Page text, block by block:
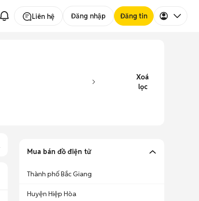
Liên hệ Đăng nhập Đăng tin
Xoá
lọc
Mua bán đồ điện tử
Thành phố Bắc Giang
Huyện Hiệp Hòa